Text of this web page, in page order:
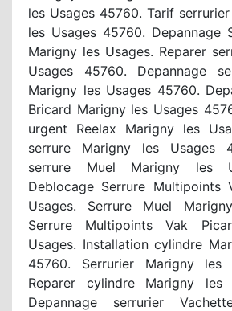
les Usages 45760. Tarif
les Usages 45760. Depannage
Marigny les Usages. Reparer
Usages 45760. Depannage
Marigny les Usages 45760.
Bricard Marigny les Usages
urgent Reelax Marigny les
serrure Marigny les Usages
serrure Muel Marigny les
Deblocage Serrure Multipoints
Usages. Serrure Muel
Serrure Multipoints Vak
Usages. Installation cylindre
45760. Serrurier Marigny les
Reparer cylindre Marigny les
Depannage serrurier